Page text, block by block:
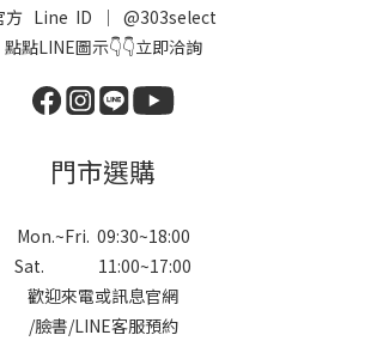
方 Line ID ｜ @303select
點點LINE圖示👇👇立即洽詢
門市選購
Mon.~Fri. 09:30~18:00
Sat. 11:00~17:00
歡迎來電或訊息官網
/臉書/LINE客服預約